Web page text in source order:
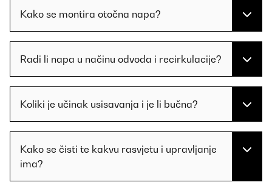
Kako se montira otočna napa?
Radi li napa u načinu odvoda i recirkulacije?
Koliki je učinak usisavanja i je li bučna?
Kako se čisti te kakvu rasvjetu i upravljanje
ima?